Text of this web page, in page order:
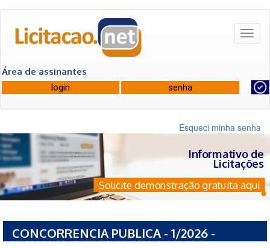
Área de assinantes
Esqueci minha senha
Informativo de
Licitações
Solicite demonstração gratuita aqui
CONCORRENCIA PUBLICA - 1/2026 -